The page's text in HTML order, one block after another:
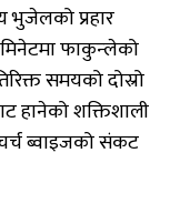
भुजेलको प्रहार
मिनेटमा फाकुन्लेको
समयको दोस्रो
हानेको शक्तिशाली
ब्वाइजको संकट